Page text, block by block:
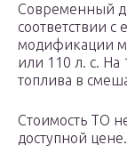
Современный
соответствии с
модификации
или 110 л. с. На
топлива в
Стоимость ТО
доступной цене.